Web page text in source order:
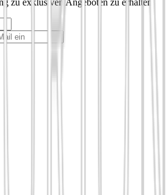
zu exklusiven Angeboten zu erhalten